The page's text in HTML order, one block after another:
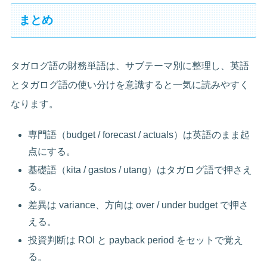
まとめ
タガログ語の財務単語は、サブテーマ別に整理し、英語
とタガログ語の使い分けを意識すると一気に読みやすく
なります。
専門語（budget / forecast / actuals）は英語のまま起
点にする。
基礎語（kita / gastos / utang）はタガログ語で押さえ
る。
差異は variance、方向は over / under budget で押さ
える。
投資判断は ROI と payback period をセットで覚え
る。